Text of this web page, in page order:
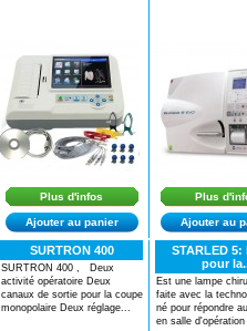
Plus d'infos
Ajouter au panier
Plus
Ajouter au
SURTRON 400
SURTRON 400 , Deux
activité opératoire Deux
canaux de sortie pour la coupe
monopolaire Deux réglage...
STARLED 5:
pour
Est une lampe
faite avec la
né pour répondre
en salle